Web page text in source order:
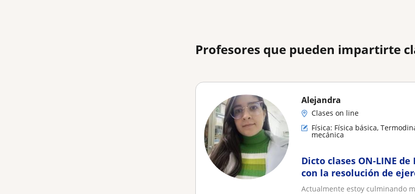
Profesores que pueden impartirte
Alejandra
Clases on line
Física: Física básica,
mecánica
Dicto clases ON-LINE
con la resolución de
Actualmente estoy culminando